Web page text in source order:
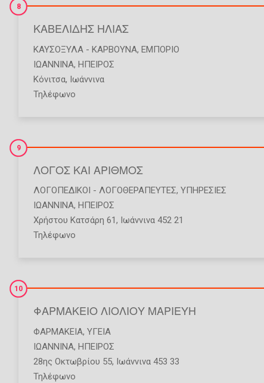
ΚΑΒΕΛΙΔΗΣ ΗΛΙΑΣ
8
ΚΑΥΣΌΞΥΛΑ - ΚΆΡΒΟΥΝΑ, ΕΜΠΌΡΙΟ
ΙΩΑΝΝΙΝΑ, ΗΠΕΙΡΟΣ
Κόνιτσα, Ιωάννινα
Τηλέφωνο
ΛΟΓΟΣ ΚΑΙ ΑΡΙΘΜΟΣ
9
ΛΟΓΟΠΕΔΙΚΟΊ - ΛΟΓΟΘΕΡΑΠΕΥΤΈΣ, ΥΠΗΡΕΣΊΕΣ
ΙΩΑΝΝΙΝΑ, ΗΠΕΙΡΟΣ
Χρήστου Κατσάρη 61, Ιωάννινα 452 21
Τηλέφωνο
ΦΑΡΜΑΚΕΙΟ ΛΙΟΛΙΟΥ ΜΑΡΙΕΥΗ
10
ΦΑΡΜΑΚΕΊΑ, ΥΓΕΊΑ
ΙΩΑΝΝΙΝΑ, ΗΠΕΙΡΟΣ
28ης Οκτωβρίου 55, Ιωάννινα 453 33
Τηλέφωνο